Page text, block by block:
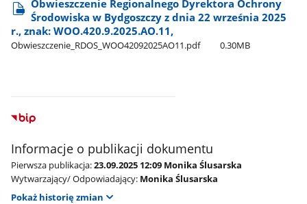
Obwieszczenie Regionalnego Dyrektora Ochrony
Środowiska w Bydgoszczy z dnia 22 września 2025
r., znak: WOO.420.9.2025.AO.11,
Obwieszczenie​_RDOS​_WOO42092025AO11.pdf 0.30MB
Informacje o publikacji dokumentu
Pierwsza publikacja:23.09.2025 12:09 Monika Ślusarska
Wytwarzający/ Odpowiadający: Monika Ślusarska
Pokaż historię zmian